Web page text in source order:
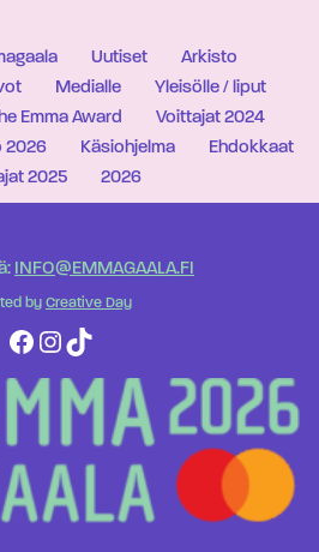
Uutiset
Arkisto
Medialle
Yleisölle / liput
Emma Award
Voittajat 2024
2026 Käsiohjelma
Ehdokkaat
2025
2026
INFO@EMMAGAALA.FI
by Creative Day